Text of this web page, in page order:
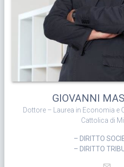
GIOVANNI
Dottore – Laurea in Economia e
Cattolica di
– DIRITTO
– DIRITTO